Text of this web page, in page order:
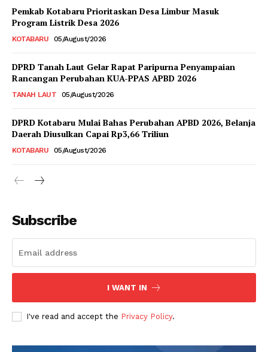
Pemkab Kotabaru Prioritaskan Desa Limbur Masuk
Program Listrik Desa 2026
KOTABARU 05/August/2026
DPRD Tanah Laut Gelar Rapat Paripurna Penyampaian
Rancangan Perubahan KUA-PPAS APBD 2026
TANAH LAUT 05/August/2026
DPRD Kotabaru Mulai Bahas Perubahan APBD 2026, Belanja
Daerah Diusulkan Capai Rp3,66 Triliun
KOTABARU 05/August/2026
Subscribe
I WANT IN
I've read and accept the Privacy Policy.